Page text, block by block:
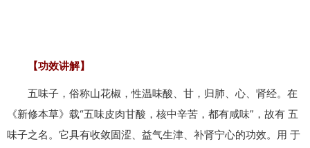
【功效讲解】
五味子，俗称山花椒，性温味酸、甘，归肺、心、肾经。在
《新修本草》载“五味皮肉甘酸，核中辛苦，都有咸味”，故有 五
味子之名。它具有收敛固涩、益气生津、补肾宁心的功效。用 于